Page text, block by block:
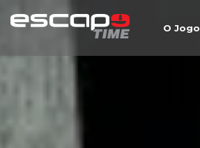
O Jogo